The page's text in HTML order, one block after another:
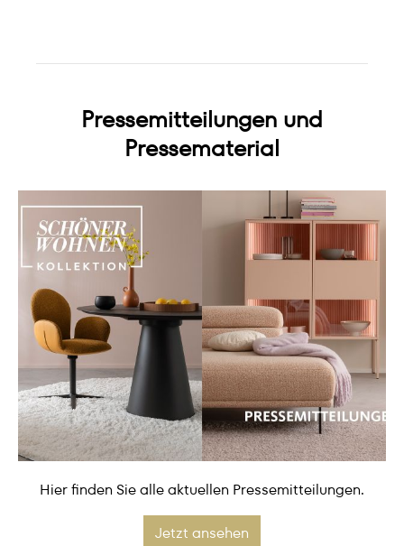
Pressemitteilungen und
Pressematerial
Hier finden Sie alle aktuellen Pressemitteilungen.
Jetzt ansehen